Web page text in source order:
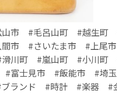
市 #毛呂山町 #越生町
市 #さいたま市 #上尾
川町 #嵐山町 #小川町
富士見市 #飯能市 #埼玉
ランド #時計 #楽器 #